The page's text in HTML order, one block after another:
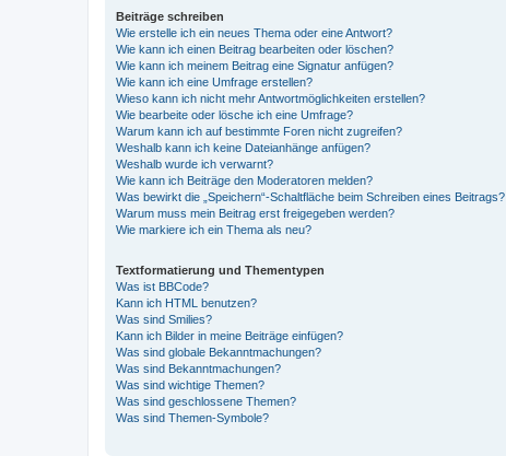
Beiträge schreiben
Wie erstelle ich ein neues Thema oder eine Antwort?
Wie kann ich einen Beitrag bearbeiten oder löschen?
Wie kann ich meinem Beitrag eine Signatur anfügen?
Wie kann ich eine Umfrage erstellen?
Wieso kann ich nicht mehr Antwortmöglichkeiten erstellen?
Wie bearbeite oder lösche ich eine Umfrage?
Warum kann ich auf bestimmte Foren nicht zugreifen?
Weshalb kann ich keine Dateianhänge anfügen?
Weshalb wurde ich verwarnt?
Wie kann ich Beiträge den Moderatoren melden?
Was bewirkt die „Speichern“-Schaltfläche beim Schreiben eines Beitrags?
Warum muss mein Beitrag erst freigegeben werden?
Wie markiere ich ein Thema als neu?
Textformatierung und Thementypen
Was ist BBCode?
Kann ich HTML benutzen?
Was sind Smilies?
Kann ich Bilder in meine Beiträge einfügen?
Was sind globale Bekanntmachungen?
Was sind Bekanntmachungen?
Was sind wichtige Themen?
Was sind geschlossene Themen?
Was sind Themen-Symbole?